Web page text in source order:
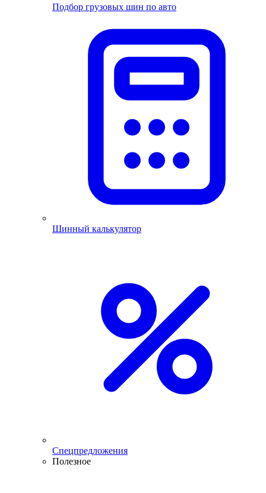
Подбор грузовых шин по авто
Шинный калькулятор
Спецпредложения
Полезное